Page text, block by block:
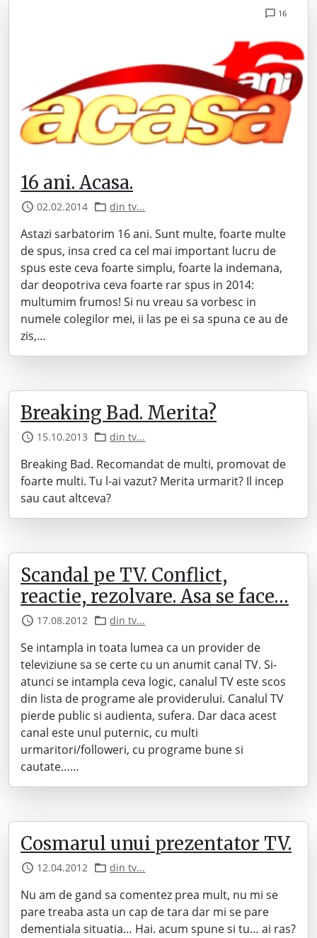
16
16 ani. Acasa.
02.02.2014 din tv...
Astazi sarbatorim 16 ani. Sunt multe, foarte multe
de spus, insa cred ca cel mai important lucru de
spus este ceva foarte simplu, foarte la indemana,
dar deopotriva ceva foarte rar spus in 2014:
multumim frumos! Si nu vreau sa vorbesc in
numele colegilor mei, ii las pe ei sa spuna ce au de
zis,…
Breaking Bad. Merita?
15.10.2013 din tv...
Breaking Bad. Recomandat de multi, promovat de
foarte multi. Tu l-ai vazut? Merita urmarit? Il incep
sau caut altceva?
Scandal pe TV. Conflict,
reactie, rezolvare. Asa se face…
17.08.2012 din tv...
Se intampla in toata lumea ca un provider de
televiziune sa se certe cu un anumit canal TV. Si-
atunci se intampla ceva logic, canalul TV este scos
din lista de programe ale providerului. Canalul TV
pierde public si audienta, sufera. Dar daca acest
canal este unul puternic, cu multi
urmaritori/followeri, cu programe bune si
cautate……
Cosmarul unui prezentator TV.
12.04.2012 din tv...
Nu am de gand sa comentez prea mult, nu mi se
pare treaba asta un cap de tara dar mi se pare
dementiala situatia… Hai. acum spune si tu… ai ras?